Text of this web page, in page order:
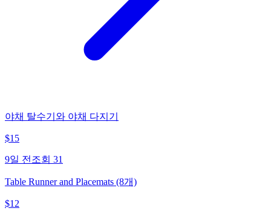
야채 탈수기와 야채 다지기
$15
9일 전 조회 31
Table Runner and Placemats (8개)
$12